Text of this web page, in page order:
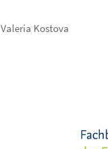
Valeria Kostova